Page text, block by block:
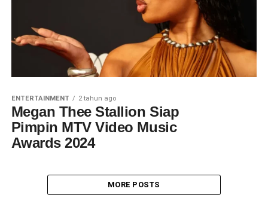
ENTERTAINMENT 2 tahun ago
Megan Thee Stallion Siap
Pimpin MTV Video Music
Awards 2024
MORE POSTS